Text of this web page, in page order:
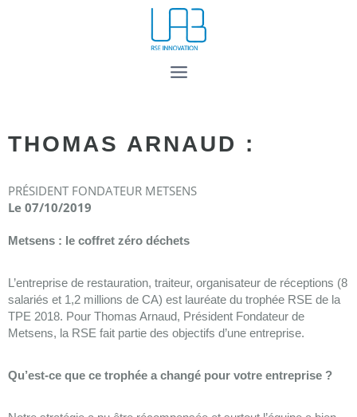
THOMAS ARNAUD :
PRÉSIDENT FONDATEUR METSENS
Le 07/10/2019
Metsens : le coffret zéro déchets
L’entreprise de restauration, traiteur, organisateur de réceptions (8
salariés et 1,2 millions de CA) est lauréate du trophée RSE de la
TPE 2018. Pour Thomas Arnaud, Président Fondateur de
Metsens, la RSE fait partie des objectifs d’une entreprise.
Qu’est-ce que ce trophée a changé pour votre entreprise ?